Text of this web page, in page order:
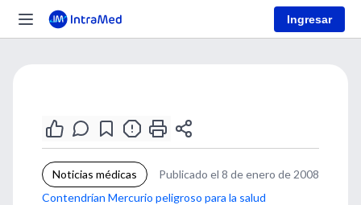
Ingresar
Noticias médicas
Publicado el 8 de enero de 2008
Contendrían Mercurio peligroso para la salud